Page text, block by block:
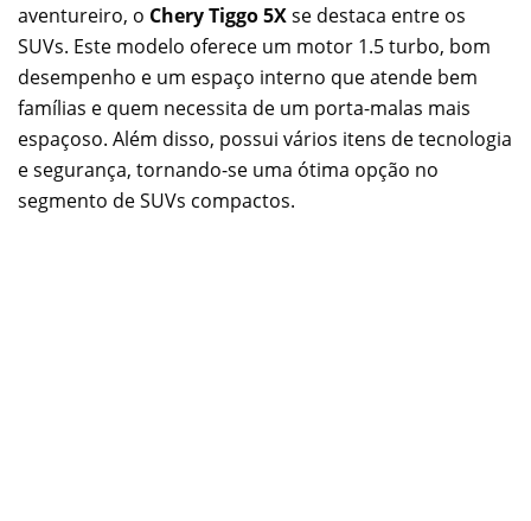
aventureiro, o Chery Tiggo 5Xse destaca entre os
SUVs. Este modelo oferece um motor 1.5 turbo, bom
desempenho e um espaço interno que atende bem
famílias e quem necessita de um porta-malas mais
espaçoso. Além disso, possui vários itens de tecnologia
e segurança, tornando-se uma ótima opção no
segmento de SUVs compactos.